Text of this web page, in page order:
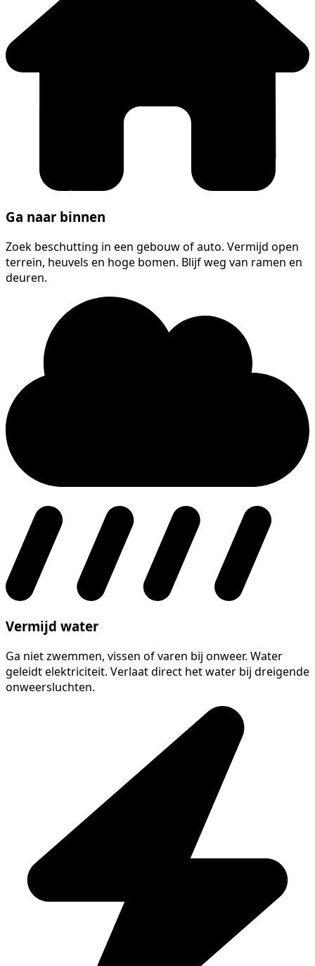
Ga naar binnen
Zoek beschutting in een gebouw of auto. Vermijd open
terrein, heuvels en hoge bomen. Blijf weg van ramen en
deuren.
Vermijd water
Ga niet zwemmen, vissen of varen bij onweer. Water
geleidt elektriciteit. Verlaat direct het water bij dreigende
onweersluchten.